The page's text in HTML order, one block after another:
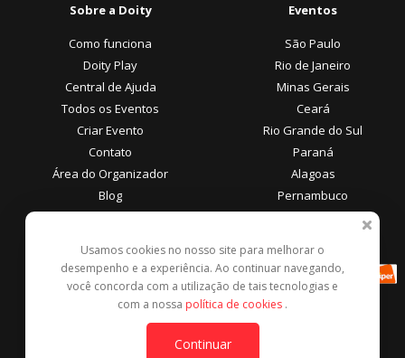
Sobre a Doity
Como funciona
Doity Play
Central de Ajuda
Todos os Eventos
Criar Evento
Contato
Área do Organizador
Blog
Eventos
São Paulo
Rio de Janeiro
Minas Gerais
Ceará
Rio Grande do Sul
Paraná
Alagoas
Pernambuco
Área do Participante
Central de Ajuda
Denunciar este evento
Formas de Pagamento
Usamos cookies no nosso site para melhorar o
desempenho e a experiência. Ao continuar navegando,
você concorda com a utilização de tais tecnologias e
com a nossa política de cookies .
Continuar